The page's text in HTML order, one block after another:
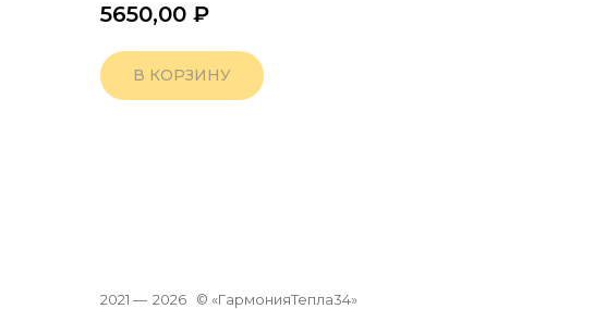
5650,00 ₽
В КОРЗИНУ
© «ГармонияТепла34»
2026
2021 —